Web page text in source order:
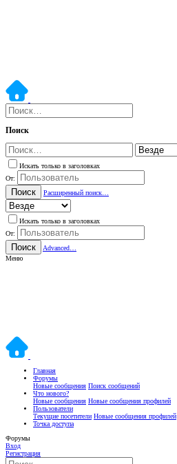
Поиск
Искать только в заголовках
От:
Поиск Расширенный поиск…
Искать только в заголовках
От:
Поиск
Advanced…
Меню
Главная
Форумы
Новые сообщения Поиск сообщений
Что нового?
Новые сообщения Новые сообщения профилей
Пользователи
Текущие посетители Новые сообщения профилей
Точка доступа
Форумы
Вход
Регистрация